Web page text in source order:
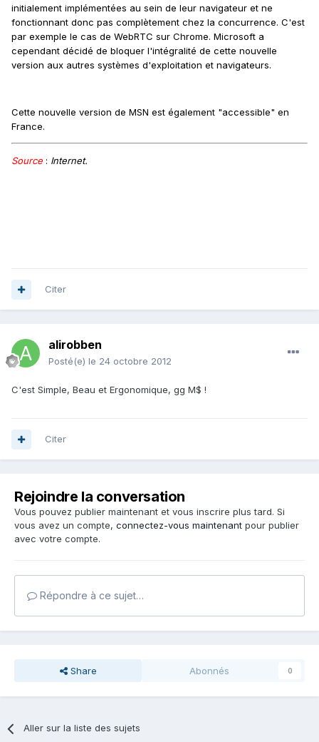
initialement implémentées au sein de leur navigateur et ne
fonctionnant donc pas complètement chez la concurrence. C'est
par exemple le cas de WebRTC sur Chrome. Microsoft a
cependant décidé de bloquer l'intégralité de cette nouvelle
version aux autres systèmes d'exploitation et navigateurs.
Cette nouvelle version de MSN est également "accessible" en
France.
Source : Internet.
Citer
alirobben
Posté(e) le 24 octobre 2012
C'est Simple, Beau et Ergonomique, gg M$ !
Citer
Rejoindre la conversation
Vous pouvez publier maintenant et vous inscrire plus tard. Si
vous avez un compte, connectez-vous maintenant pour publier
avec votre compte.
Répondre à ce sujet…
Share Abonnés 0
Aller sur la liste des sujets